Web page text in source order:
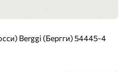
Berggi (Бергги) 54445-4